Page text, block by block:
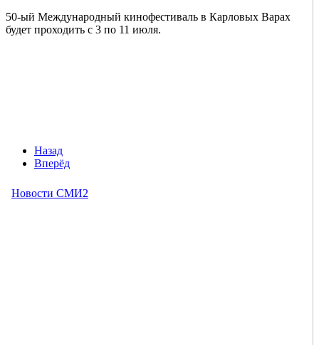
50-ый Международный кинофестиваль в Карловых Варах
будет проходить с 3 по 11 июля.
Назад
Вперёд